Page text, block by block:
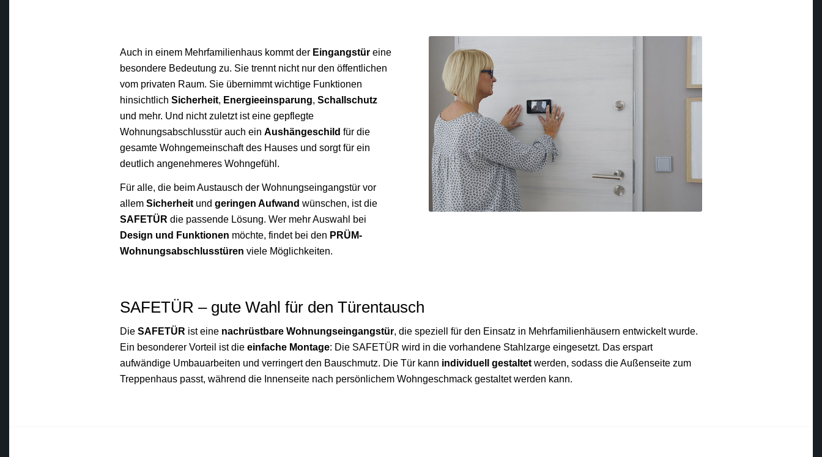
Auch in einem Mehrfamilienhaus kommt der Eingangstür eine
besondere Bedeutung zu. Sie trennt nicht nur den öffentlichen
vom privaten Raum. Sie übernimmt wichtige Funktionen
hinsichtlichSicherheit, Energieeinsparung,Schallschutz
und mehr. Und nicht zuletzt ist eine gepflegte
Wohnungsabschlusstür auch einAushängeschildfür die
gesamte Wohngemeinschaft des Hauses und sorgt für ein
deutlich angenehmeres Wohngefühl.
Für alle, die beim Austausch der Wohnungseingangstür vor
allemSicherheit undgeringen Aufwand wünschen, ist die
SAFETÜR die passende Lösung. Wer mehr Auswahl bei
Design und Funktionen möchte, findet bei den PRÜM-
Wohnungsabschlusstüren viele Möglichkeiten.
SAFETÜR – gute Wahl für den Türentausch
DieSAFETÜR ist eine nachrüstbare Wohnungseingangstür, die speziell für den Einsatz in Mehrfamilienhäusern entwickelt wurde.
Ein besonderer Vorteil ist dieeinfache Montage: Die SAFETÜR wird in die vorhandene Stahlzarge eingesetzt. Das erspart
aufwändige Umbauarbeiten und verringert den Bauschmutz. Die Tür kann individuell gestaltet werden, sodass die Außenseite zum
Treppenhaus passt, während die Innenseite nach persönlichem Wohngeschmack gestaltet werden kann.